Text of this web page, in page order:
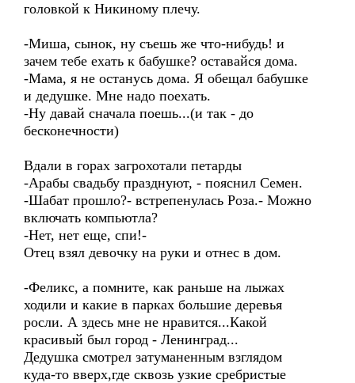
головкой к Никиному плечу.
-Миша, сынок, ну съешь же что-нибудь! и
зачем тебе ехать к бабушке? оставайся дома.
-Мама, я не останусь дома. Я обещал бабушке
и дедушке. Мне надо поехать.
-Ну давай сначала поешь...(и так - до
бесконечности)
Вдали в горах загрохотали петарды
-Арабы свадьбу празднуют, - пояснил Семен.
-Шабат прошло?- встрепенулась Роза.- Можно
включать компьютла?
-Нет, нет еще, спи!-
Отец взял девочку на руки и отнес в дом.
-Феликс, а помните, как раньше на лыжах
ходили и какие в парках большие деревья
росли. А здесь мне не нравится...Какой
красивый был город - Ленинград...
Дедушка смотрел затуманенным взглядом
куда-то вверх,где сквозь узкие сребристые